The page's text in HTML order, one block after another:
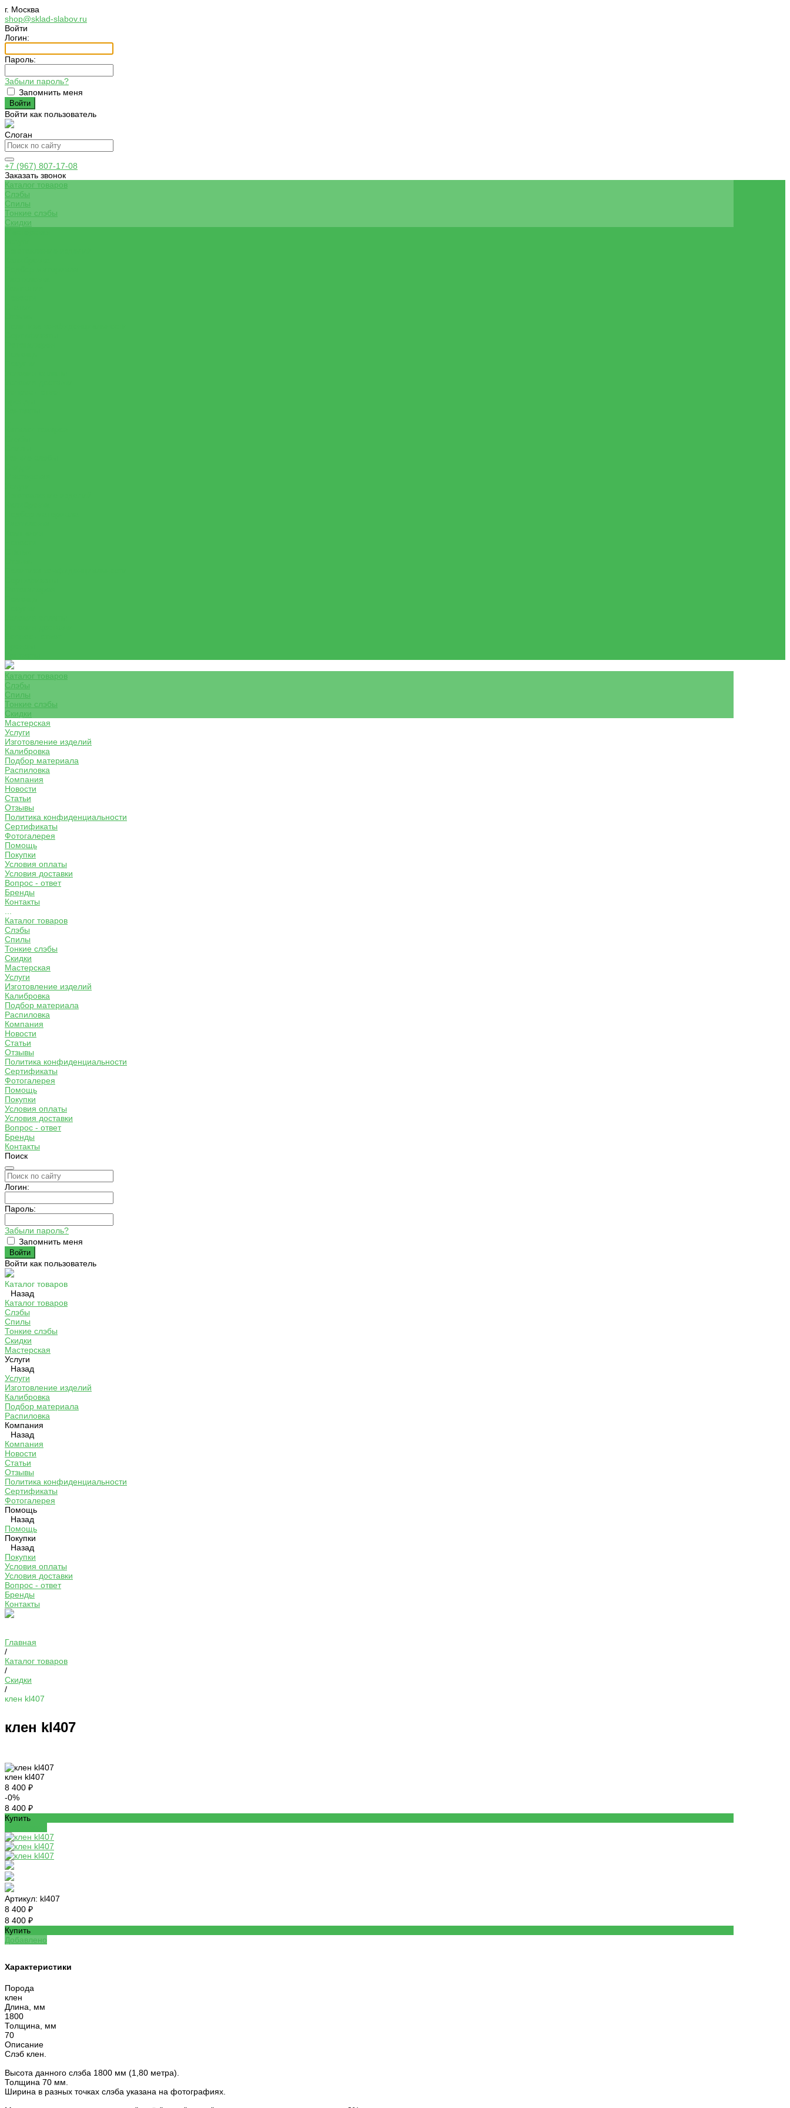
г. Москва
shop@sklad-slabov.ru
Войти
Логин:
Пароль:
Забыли пароль?
Запомнить меня
Войти как пользователь
Слоган
+7 (967) 807-17-08
Заказать звонок
Каталог товаров
Слэбы
Спилы
Тонкие слэбы
Скидки
Каталог товаров
Слэбы
Спилы
Тонкие слэбы
Скидки
Мастерская
Услуги
Изготовление изделий
Калибровка
Подбор материала
Распиловка
Компания
Новости
Статьи
Отзывы
Политика конфиденциальности
Сертификаты
Фотогалерея
Помощь
Покупки
Условия оплаты
Условия доставки
Вопрос - ответ
Бренды
Контакты
Каталог товаров
Слэбы
Спилы
Тонкие слэбы
Скидки
Мастерская
Услуги
Изготовление изделий
Калибровка
Подбор материала
Распиловка
Компания
Новости
Статьи
Отзывы
Политика конфиденциальности
Сертификаты
Фотогалерея
Помощь
Покупки
Условия оплаты
Условия доставки
Вопрос - ответ
Бренды
Контакты
Поиск
Логин:
Пароль:
Забыли пароль?
Запомнить меня
Войти как пользователь
Каталог товаров
Назад
Каталог товаров
Слэбы
Спилы
Тонкие слэбы
Скидки
Мастерская
Услуги
Назад
Услуги
Изготовление изделий
Калибровка
Подбор материала
Распиловка
Компания
Назад
Компания
Новости
Статьи
Отзывы
Политика конфиденциальности
Сертификаты
Фотогалерея
Помощь
Назад
Помощь
Покупки
Назад
Покупки
Условия оплаты
Условия доставки
Вопрос - ответ
Бренды
Контакты
Главная
/
Каталог товаров
/
Скидки
/
клен kl407
клен kl407
клен kl407
8 400 ₽
-0%
8 400 ₽
Купить
Артикул: kl407
8 400 ₽
8 400 ₽
Купить
Добавлено
Характеристики
Порода
клен
Длина, мм
1800
Толщина, мм
70
Описание
Слэб клен.
Высота данного слэба 1800 мм (1,80 метра).
Толщина 70 мм.
Ширина в разных точках слэба указана на фотографиях.